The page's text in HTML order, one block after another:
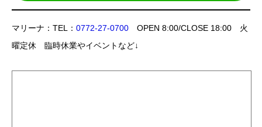
マリーナ：TEL： 0772-27-0700 OPEN 8:00/CLOSE 18:00 火
曜定休 臨時休業やイベントなど↓